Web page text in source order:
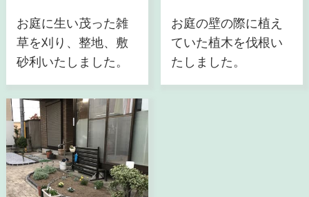
お庭に生い茂った雑
草を刈り、整地、敷
砂利いたしました。
お庭の壁の際に植え
ていた植木を伐根い
たしました。